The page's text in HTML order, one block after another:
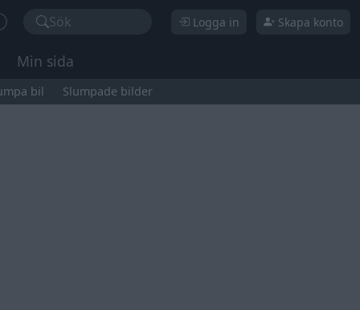
Sök Logga in Skapa konto
Min sida
bil Slumpade bilder